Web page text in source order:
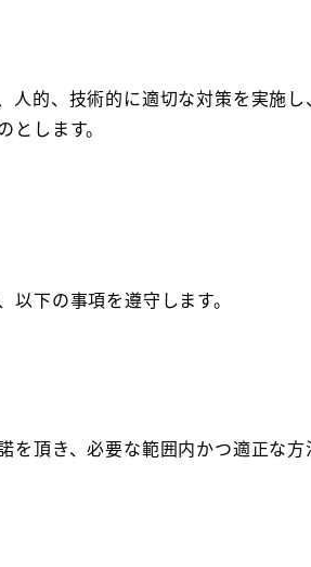
人的、技術的に適切な対策を実施
します。
下の事項を遵守します。
頂き、必要な範囲内かつ適正な方